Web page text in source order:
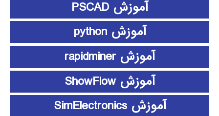
آموزش PSCAD
آموزش python
آموزش rapidminer
آموزش ShowFlow
آموزش SimElectronics